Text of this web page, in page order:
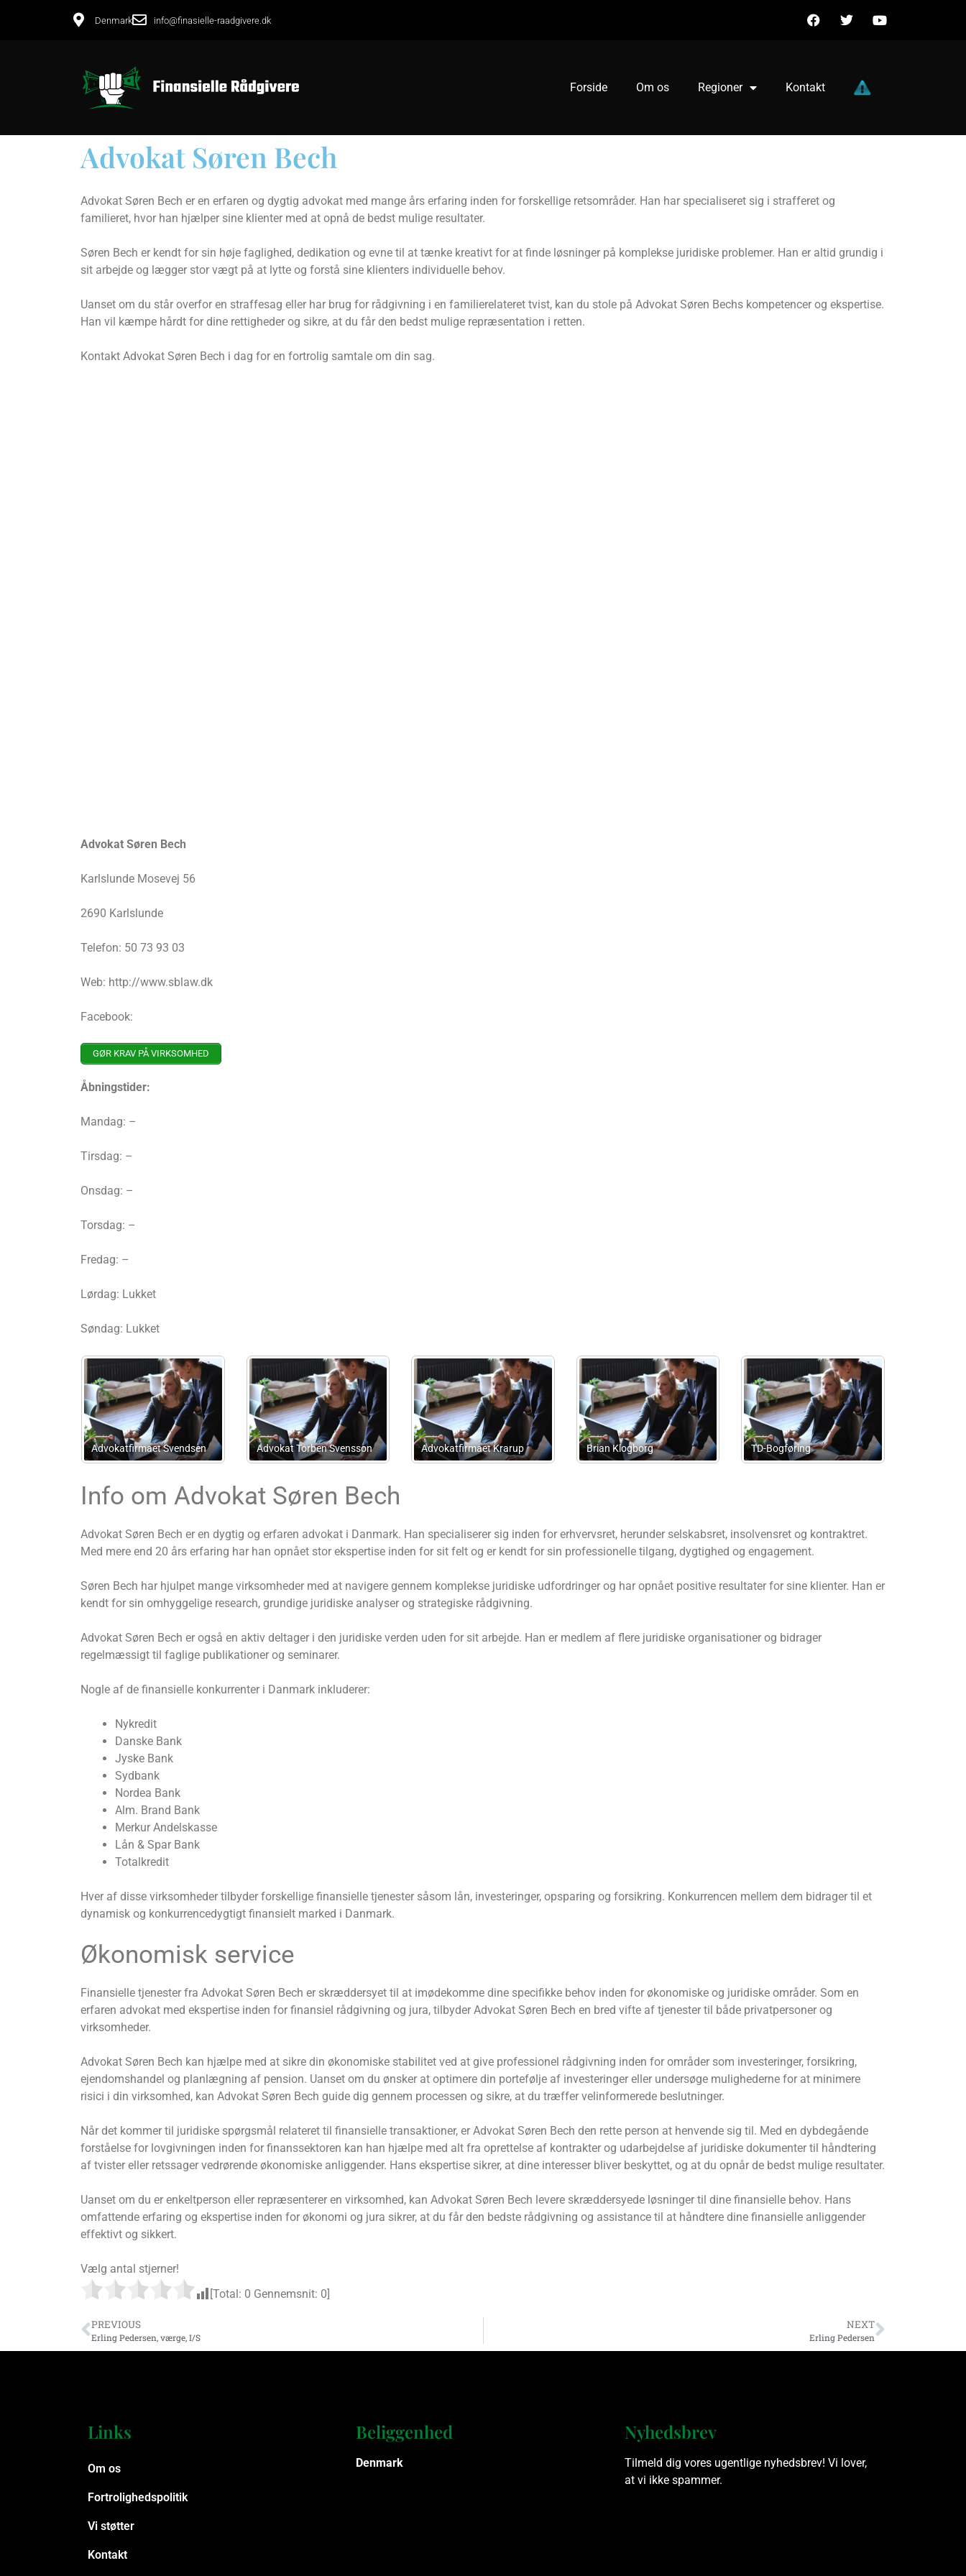
Denmark info@finasielle-raadgivere.dk
Forside Om os Regioner Kontakt
Advokat Søren Bech
Advokat Søren Bech er en erfaren og dygtig advokat med mange års erfaring inden for forskellige retsområder. Han har specialiseret sig i strafferet og
familieret, hvor han hjælper sine klienter med at opnå de bedst mulige resultater.
Søren Bech er kendt for sin høje faglighed, dedikation og evne til at tænke kreativt for at finde løsninger på komplekse juridiske problemer. Han er altid grundig i
sit arbejde og lægger stor vægt på at lytte og forstå sine klienters individuelle behov.
Uanset om du står overfor en straffesag eller har brug for rådgivning i en familierelateret tvist, kan du stole på Advokat Søren Bechs kompetencer og ekspertise.
Han vil kæmpe hårdt for dine rettigheder og sikre, at du får den bedst mulige repræsentation i retten.
Kontakt Advokat Søren Bech i dag for en fortrolig samtale om din sag.
Advokat Søren Bech
Karlslunde Mosevej 56
2690 Karlslunde
Telefon: 50 73 93 03
Web: http://www.sblaw.dk
Facebook:
GØR KRAV PÅ VIRKSOMHED
Åbningstider:
Mandag: –
Tirsdag: –
Onsdag: –
Torsdag: –
Fredag: –
Lørdag: Lukket
Søndag: Lukket
Brian Klogborg TD-Bogføring Andersen Consult MB Administration
Advokatselskabet Anders
Nemeth ApS
Rasmussen
Info om Advokat Søren Bech
Advokat Søren Bech er en dygtig og erfaren advokat i Danmark. Han specialiserer sig inden for erhvervsret, herunder selskabsret, insolvensret og kontraktret.
Med mere end 20 års erfaring har han opnået stor ekspertise inden for sit felt og er kendt for sin professionelle tilgang, dygtighed og engagement.
Søren Bech har hjulpet mange virksomheder med at navigere gennem komplekse juridiske udfordringer og har opnået positive resultater for sine klienter. Han er
kendt for sin omhyggelige research, grundige juridiske analyser og strategiske rådgivning.
Advokat Søren Bech er også en aktiv deltager i den juridiske verden uden for sit arbejde. Han er medlem af flere juridiske organisationer og bidrager
regelmæssigt til faglige publikationer og seminarer.
Nogle af de finansielle konkurrenter i Danmark inkluderer:
Nykredit
Danske Bank
Jyske Bank
Sydbank
Nordea Bank
Alm. Brand Bank
Merkur Andelskasse
Lån & Spar Bank
Totalkredit
Hver af disse virksomheder tilbyder forskellige finansielle tjenester såsom lån, investeringer, opsparing og forsikring. Konkurrencen mellem dem bidrager til et
dynamisk og konkurrencedygtigt finansielt marked i Danmark.
Økonomisk service
Finansielle tjenester fra Advokat Søren Bech er skræddersyet til at imødekomme dine specifikke behov inden for økonomiske og juridiske områder. Som en
erfaren advokat med ekspertise inden for finansiel rådgivning og jura, tilbyder Advokat Søren Bech en bred vifte af tjenester til både privatpersoner og
virksomheder.
Advokat Søren Bech kan hjælpe med at sikre din økonomiske stabilitet ved at give professionel rådgivning inden for områder som investeringer, forsikring,
ejendomshandel og planlægning af pension. Uanset om du ønsker at optimere din portefølje af investeringer eller undersøge mulighederne for at minimere
risici i din virksomhed, kan Advokat Søren Bech guide dig gennem processen og sikre, at du træffer velinformerede beslutninger.
Når det kommer til juridiske spørgsmål relateret til finansielle transaktioner, er Advokat Søren Bech den rette person at henvende sig til. Med en dybdegående
forståelse for lovgivningen inden for finanssektoren kan han hjælpe med alt fra oprettelse af kontrakter og udarbejdelse af juridiske dokumenter til håndtering
af tvister eller retssager vedrørende økonomiske anliggender. Hans ekspertise sikrer, at dine interesser bliver beskyttet, og at du opnår de bedst mulige resultater.
Uanset om du er enkeltperson eller repræsenterer en virksomhed, kan Advokat Søren Bech levere skræddersyede løsninger til dine finansielle behov. Hans
omfattende erfaring og ekspertise inden for økonomi og jura sikrer, at du får den bedste rådgivning og assistance til at håndtere dine finansielle anliggender
effektivt og sikkert.
Vælg antal stjerner!
[Total: 0 Gennemsnit: 0]
PREVIOUS
Erling Pedersen, værge, I/S
NEXT
Erling Pedersen
Links
Om os
Fortrolighedspolitik
Vi støtter
Kontakt
Beliggenhed
Denmark
Nyhedsbrev
Tilmeld dig vores ugentlige nyhedsbrev! Vi lover,
at vi ikke spammer.